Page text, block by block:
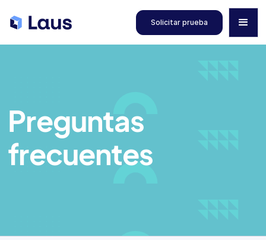
Solicitar prueba
Preguntas
frecuentes